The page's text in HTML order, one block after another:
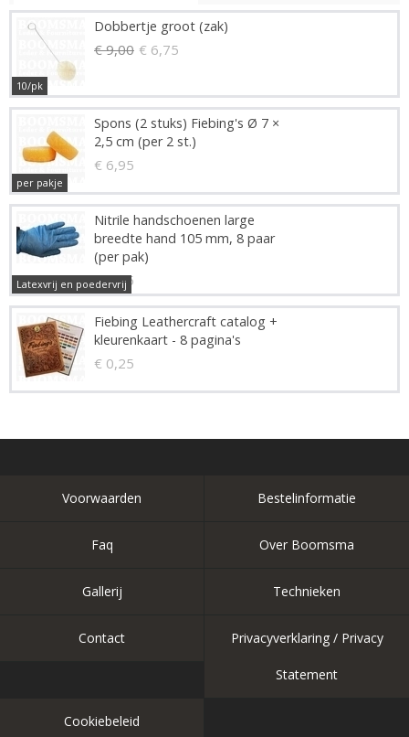
Dobbertje groot (zak)
€ 9,00 € 6,75
10/pk
Spons (2 stuks) Fiebing's Ø 7 ×
2,5 cm (per 2 st.)
€ 6,95
per pakje
Nitrile handschoenen large
breedte hand 105 mm, 8 paar
(per pak)
€ 2,45
Latexvrij en poedervrij
Fiebing Leathercraft catalog +
kleurenkaart - 8 pagina's
€ 0,25
Voorwaarden Bestelinformatie
Faq Over Boomsma
Gallerij Technieken
Contact Privacyverklaring / Privacy
Statement
Cookiebeleid